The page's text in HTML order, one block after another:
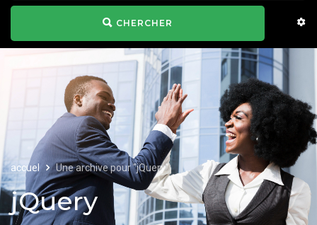
CHERCHER
accuel Une archive pour "jQuery"
jQuery